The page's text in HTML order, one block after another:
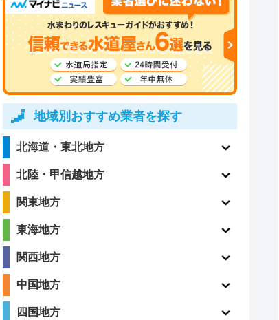
3.5
（13件）
4
1
（1件）
地域別おすすめ業者を探す
北海道・東北地方
北陸・甲信越地方
関東地方
東海地方
関西地方
中国地方
四国地方